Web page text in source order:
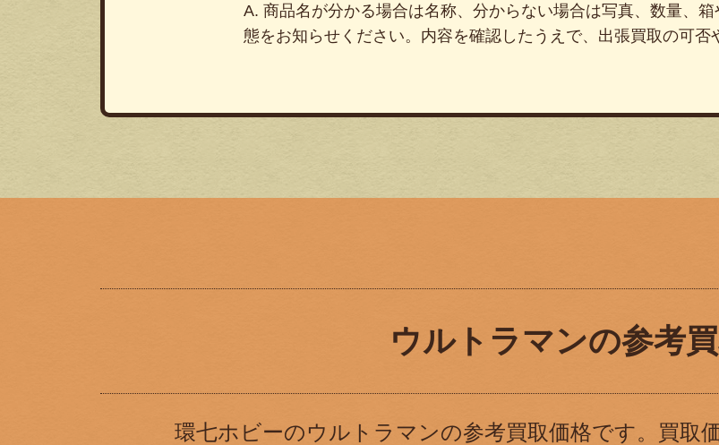
A. 商品名が分かる場合は名称、分からない場合は写真、数量、
態をお知らせください。内容を確認したうえで、出張買取の可否
ウルトラマンの参考
環七ホビーのウルトラマンの参考買取価格です。買取